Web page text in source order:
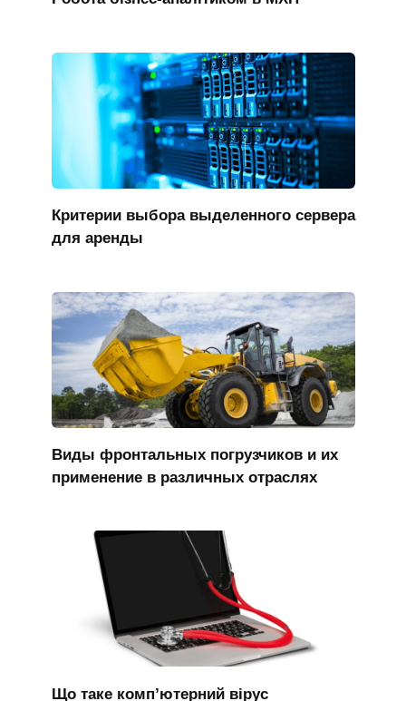
Критерии выбора выделенного сервера
для аренды
Виды фронтальных погрузчиков и их
применение в различных отраслях
Що таке комп’ютерний вірус